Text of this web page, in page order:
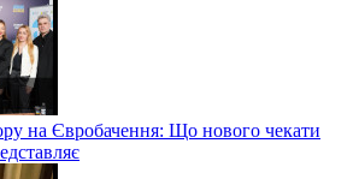
на Євробачення: Що нового чекати